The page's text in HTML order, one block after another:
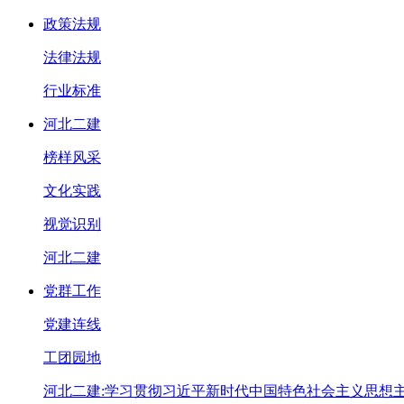
政策法规
法律法规
行业标准
河北二建
榜样风采
文化实践
视觉识别
河北二建
党群工作
党建连线
工团园地
河北二建:学习贯彻习近平新时代中国特色社会主义思想